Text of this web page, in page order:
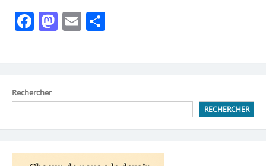
Facebook
Mastodon
Email
Rechercher
RECHERCHER